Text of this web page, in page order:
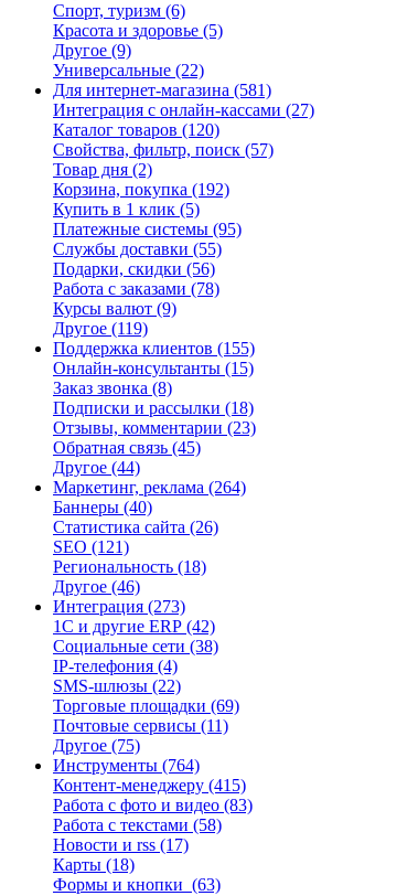
Спорт, туризм (6)
Красота и здоровье (5)
Другое (9)
Универсальные (22)
Для интернет-магазина (581)
Интеграция с онлайн-кассами (27)
Каталог товаров (120)
Свойства, фильтр, поиск (57)
Товар дня (2)
Корзина, покупка (192)
Купить в 1 клик (5)
Платежные системы (95)
Службы доставки (55)
Подарки, скидки (56)
Работа с заказами (78)
Курсы валют (9)
Другое (119)
Поддержка клиентов (155)
Онлайн-консультанты (15)
Заказ звонка (8)
Подписки и рассылки (18)
Отзывы, комментарии (23)
Обратная связь (45)
Другое (44)
Маркетинг, реклама (264)
Баннеры (40)
Статистика сайта (26)
SEO (121)
Региональность (18)
Другое (46)
Интеграция (273)
1С и другие ERP (42)
Социальные сети (38)
IP-телефония (4)
SMS-шлюзы (22)
Торговые площадки (69)
Почтовые сервисы (11)
Другое (75)
Инструменты (764)
Контент-менеджеру (415)
Работа с фото и видео (83)
Работа с текстами (58)
Новости и rss (17)
Карты (18)
Формы и кнопки (63)